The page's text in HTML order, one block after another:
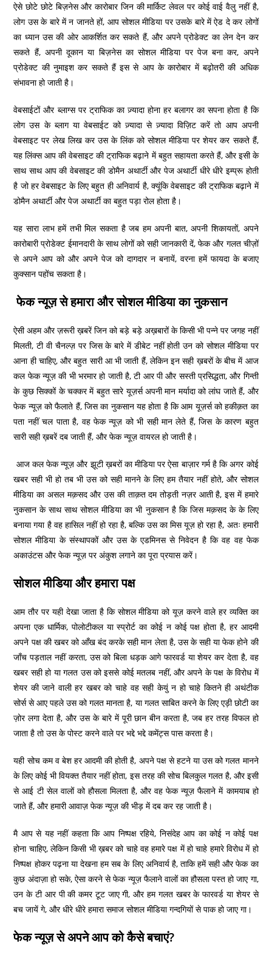
ऐसे छोटे छोटे बिज़नेस और कारोबार जिन की मार्किट लेवल पर कोई वाई वैलु नहीं है,
लोग उस के बारे में न जानते हों, आप सोशल मीडिया पर उसके बारे में ऐड दे कर लोगों
का ध्यान उस की ओर आकर्शित कर सकते हैं, और अपने प्रोडेक्ट का लेन देन कर
सकते हैं, अपनी दूकान या बिज़नेस का सोशल मीडिया पर पेज बना कर, अपने
प्रोडेक्ट की नुमाइश कर सकते हैं इस से आप के कारोबार में बढ़ोतरी की अधिक
संभावना हो जाती है।
वेबसाईटों और ब्लाग्स पर ट्राफिक का ज़्यादा होना हर बलागर का सपना होता है कि
लोग उस के ब्लाग या वेबसाईट को ज़्यादा से ज़्यादा विज़िट करें तो आप अपनी
वेबसाइट पर लेख लिख कर उस के लिंक को सोशल मीडिया पर शेयर कर सकते हैं,
यह लिंक्स आप की वेबसाइट की ट्राफिक बढ़ाने में बहुत सहायता करते हैं, और इसी के
साथ साथ आप की वेबसाइट की डोमैन अथार्टी और पेज अथार्टी धीरे धीरे इम्प्रू होती
है जो हर वेबसाइट के लिए बहुत ही अनिवार्य है, क्यूंकि वेबसाइट की ट्राफिक बढ़ाने में
डोमैन अथार्टी और पेज अथार्टी का बहुत पड़ा रोल होता है।
यह सारा लाभ हमें तभी मिल सकता है जब हम अपनी बात, अपनी शिकायतों, अपने
कारोबारी प्रोडेक्ट ईमानदारी के साथ लोगों को सही जानकारी दें, फेक और गलत चीज़ों
से अपने आप को और अपने पेज को दागदार न बनायें, वरना हमें फायदा के बजाए
कुक्सान पहोंच सकता है।
फेक न्यूज़ से हमारा और सोशल मीडिया का नुकसान
ऐसी अहम और ज़रूरी ख़बरें जिन को बड़े बड़े अख़बारों के किसी भी पन्ने पर जगह नहीं
मिलती, टी वी चैनल्ज़ पर जिस के बारे में डीबेट नहीं होती उन को सोशल मीडिया पर
आना ही चाहिए, और बहुत सारी आ भी जाती हैं, लेकिन इन सही ख़बरों के बीच में आज
कल फेक न्यूज़ की भी भरमार हो जाती है, टी आर पी और सस्ती प्रसिद्धता, और गिन्ती
के कुछ सिक्कों के चक्कर में बहुत सारे यूज़र्स अपनी मान मर्यादा को लांघ जाते हैं, और
फेक न्यूज़ को फैलाते हैं, जिस का नुकसान यह होता है कि आम यूज़र्स को हकीक़त का
पता नहीं चल पाता है, वह फेक न्यूज़ को भी सही मान लेते हैं, जिस के कारण बहुत
सारी सही ख़बरें दब जाती हैं, और फेक न्यूज़ वायरल हो जाती है।
आज कल फेक न्यूज़ और झूटी ख़बरों का मीडिया पर ऐसा बाज़ार गर्म है कि अगर कोई
खबर सही भी हो तब भी उस को सही मानने के लिए हम तैयार नहीं होते, और सोशल
मीडिया का असल मक़सद और उस की ताक़त दम तोड़ती नज़र आती है, इस में हमारे
नुकसान के साथ साथ सोशल मीडिया का भी नुकसान है कि जिस मक़सद के के लिए
बनाया गया है वह हासिल नहीं हो रहा है, बल्कि उस का मिस यूज़ हो रहा है, अतः हमारी
सोशल मीडिया के संस्थापकों और उस के एडमिनस से निवेदन है कि वह वह फेक
अकाउंटस और फेक न्यूज़ पर अंकुश लगाने का पूरा प्रयास करें।
सोशल मीडिया और हमारा पक्ष
आम तौर पर यही देखा जाता है कि सोशल मीडिया को यूज़ करने वाले हर व्यक्ति का
अपना एक धार्मिक, पोलोटीकल या स्प्रोर्ट का कोई न कोई पक्ष होता है, हर आदमी
अपने पक्ष की खबर को आँख बंद करके सही मान लेता है, उस के सही या फेक होने की
जाँच पड़ताल नहीं करता, उस को बिला धड़क आगे फारवर्ड या शेयर कर देता है, वह
खबर सही हो या गलत उस को इससे कोई मतलब नहीं, और अपने के पक्ष के विरोध में
शेयर की जाने वाली हर खबर को चाहे वह सही केयुं न हो चाहे कितने ही अथंटीक
सोर्स से आए पहले उस को गलत मानता है, या गलत साबित करने के लिए एड़ी छोटी का
ज़ोर लगा देता है, और उस के बारे में पूरी छान बीन करता है, जब हर तरह विफल हो
जाता है तो उस के पोस्ट करने वाले पर भद्दे भद्दे कमेंट्स पास करता है।
यही सोच कम व बेश हर आदमी की होती है, अपने पक्ष से हटने या उस को गलत मानने
के लिए कोई भी वियक्त तैयार नहीं होता, इस तरह की सोच बिलकुल गलत है, और इसी
से आई टी सेल वालों को हौसला मिलता है, और वह फेक न्यूज़ फैलाने में कामयाब हो
जाते हैं, और हमारी आवाज़ फेक न्यूज़ की भीड़ में दब कर रह जाती है।
मै आप से यह नहीं कहता कि आप निष्पक्ष रहिये, निसंदेह आप का कोई न कोई पक्ष
होना चाहिए, लेकिन किसी भी ख़बर को चाहे वह हमारे पक्ष में हो चाहे हमारे विरोध में हो
निष्पक्ष होकर पढ़ना या देखना हम सब के लिए अनिवार्य है, ताकि हमें सही और फेक का
कुछ अंदाज़ा हो सके, ऐसा करने से फेक न्यूज़ फैलाने वालों का हौसला पस्त हो जाए गा,
उन के टी आर पी की कमर टूट जाए गी, और हम गलत खबर के फारवर्ड या शेयर से
बच जायें गे, और धीरे धीरे हमारा समाज सोशल मीडिया गन्दगियों से पाक हो जाए गा।
फेक न्यूज़ से अपने आप को कैसे बचाएं?